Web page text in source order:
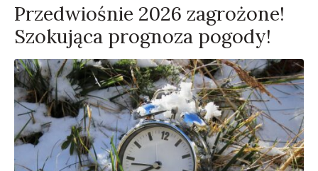
Przedwiośnie 2026 zagrożone!
Szokująca prognoza pogody!